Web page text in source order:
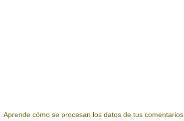
Aprende cómo se procesan los datos de tus comentarios.